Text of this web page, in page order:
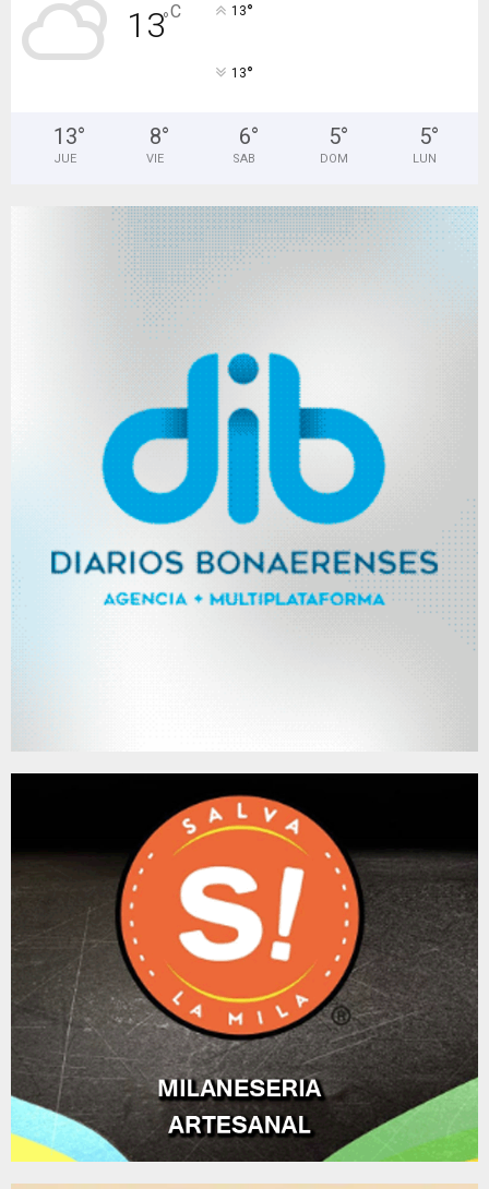
13°C 13°
13°
13°
JUE
8°
VIE
6°
SAB
5°
DOM
5°
LUN